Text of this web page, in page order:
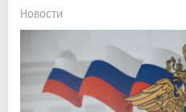
Новости